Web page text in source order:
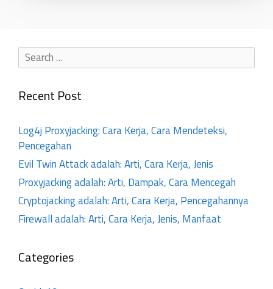
Recent Post
Log4j Proxyjacking: Cara Kerja, Cara Mendeteksi,
Pencegahan
Evil Twin Attack adalah: Arti, Cara Kerja, Jenis
Proxyjacking adalah: Arti, Dampak, Cara Mencegah
Cryptojacking adalah: Arti, Cara Kerja, Pencegahannya
Firewall adalah: Arti, Cara Kerja, Jenis, Manfaat
Categories